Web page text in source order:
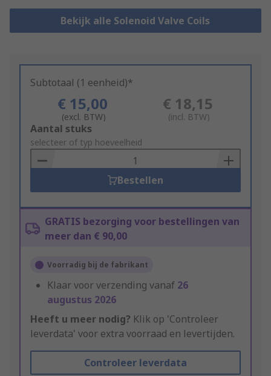
Bekijk alle Solenoid Valve Coils
Subtotaal (1 eenheid)*
€ 15,00
(excl. BTW)
€ 18,15
(incl. BTW)
Add
to
Basket
Aantal stuks
selecteer of typ hoeveelheid
Bestellen
GRATIS bezorging voor bestellingen van
meer dan € 90,00
Voorradig bij de fabrikant
Klaar voor verzending vanaf 26
augustus 2026
Heeft u meer nodig? Klik op 'Controleer
leverdata' voor extra voorraad en levertijden.
Controleer leverdata